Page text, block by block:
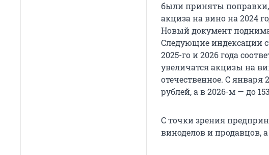
были приняты поправки,
акциза на вино на 2024
Новый документ
Следующие индексации
2025-го и 2026 года
увеличатся акцизы на
отечественное. С января
рублей, а в 2026-м — до
С точки зрения
виноделов и продавцов,